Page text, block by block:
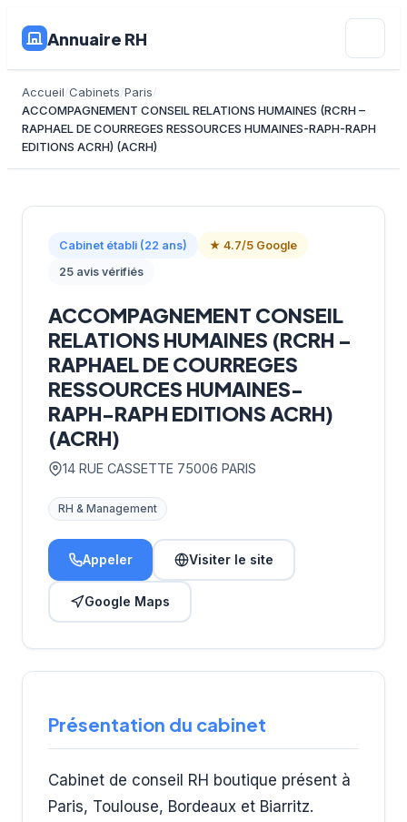
Annuaire RH
Accueil Cabinets Paris
ACCOMPAGNEMENT CONSEIL RELATIONS HUMAINES (RCRH –
RAPHAEL DE COURREGES RESSOURCES HUMAINES-RAPH-RAPH
EDITIONS ACRH) (ACRH)
Cabinet établi (22 ans)
★ 4.7/5 Google
25 avis vérifiés
ACCOMPAGNEMENT CONSEIL
RELATIONS HUMAINES (RCRH –
RAPHAEL DE COURREGES
RESSOURCES HUMAINES-
RAPH-RAPH EDITIONS ACRH)
(ACRH)
14 RUE CASSETTE 75006 PARIS
RH & Management
Appeler Visiter le site
Google Maps
Présentation du cabinet
Cabinet de conseil RH boutique présent à
Paris, Toulouse, Bordeaux et Biarritz.